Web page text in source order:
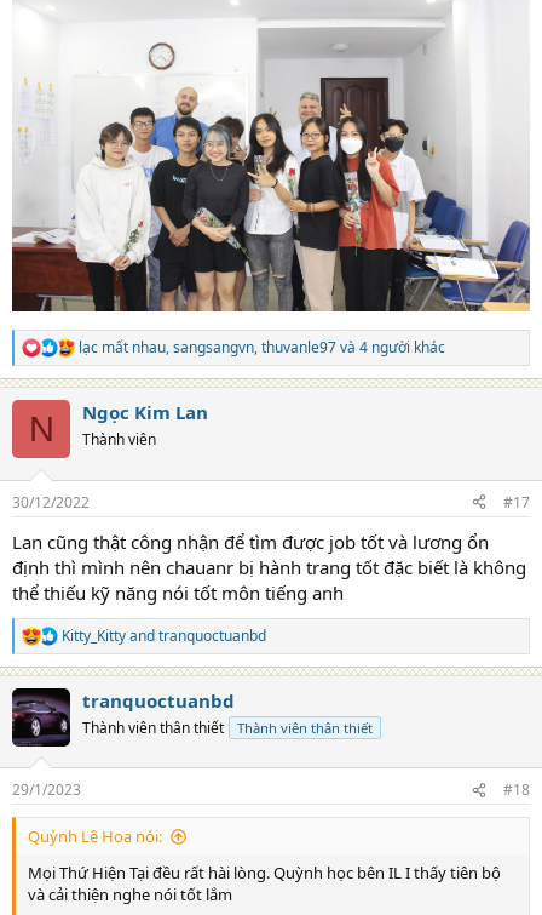
R
e
s
lạc mất nhau,sangsangvn,thuvanle97và 4 người khác
N Ngọc Kim Lan
Thành viên
30/12/2022 #17
Lan cũng thật công nhận để tìm được job tốt và lương ổn
định thì mình nên chauanr bị hành trang tốt đặc biết là không
thể thiếu kỹ năng nói tốt môn tiếng anh
R
e
a
c
t
i
s
:
Kitty_Kittyandtranquoctuanbd
tranquoctuanbd
Thành viên thân thiết Thành viên thân thiết
29/1/2023 #18
Quỳnh Lê Hoa nói:
Mọi Thứ Hiện Tại đều rất hài lòng. Quỳnh học bên IL I thấy tiên bộ
và cải thiện nghe nói tốt lắm